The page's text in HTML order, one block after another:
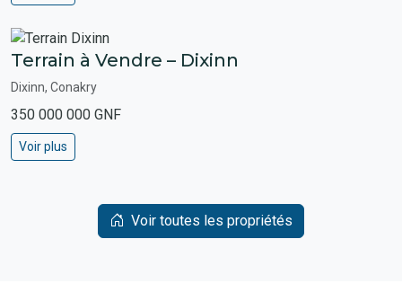
Terrain à Vendre – Dixinn
Dixinn, Conakry
350 000 000 GNF
Voir plus
Voir toutes les propriétés